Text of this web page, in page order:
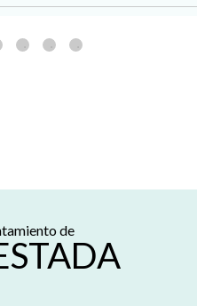
de